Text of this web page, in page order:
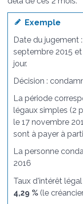
Exemple
Date du jugement :
septembre 2015
jour.
Décision :
La période
légaux simples (2
le 17 novembre
sont à payer à
La personne
2016
Taux d'intérêt
4,29 % (le